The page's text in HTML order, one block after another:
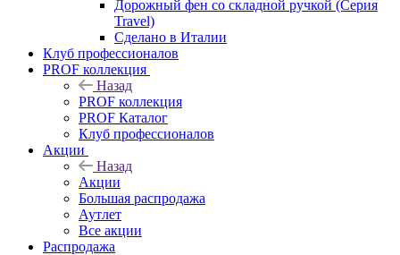
Дорожный фен со складной ручкой (Серия
Travel)
Сделано в Италии
Клуб профессионалов
PROF коллекция
Назад
PROF коллекция
PROF Каталог
Клуб профессионалов
Акции
Назад
Акции
Большая распродажа
Аутлет
Все акции
Распродажа